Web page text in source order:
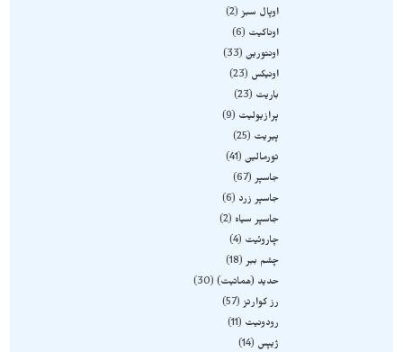
اوپال سبز 2
اوناکیت
6
اونتورین 33
اونیکس
23
باریت
23
پرازیولیت
9
پیریت
25
تورمالین 41
جاسپر 67
جاسپر زرد
6
جاسپر سیاه
2
چاروئیت
4
چشم ببر 18
حدید (هماتیت) 30
رز کوارتز 57
رودونیت
11
ژیپس
14